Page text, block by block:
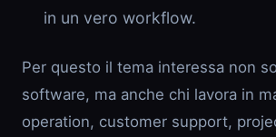
in un vero workflow.
Per questo il tema interessa non
software, ma anche chi lavora in
operation, customer support,